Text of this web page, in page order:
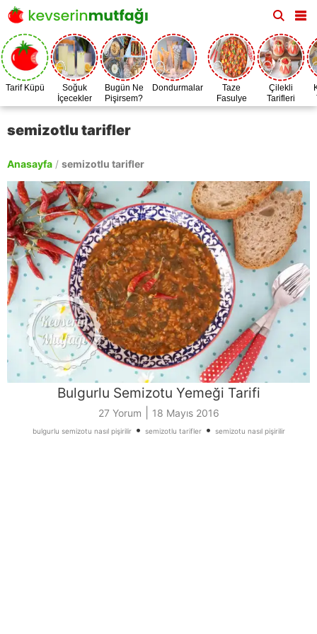
Tarif Küpü
Soğuk
İçecekler
Bugün Ne
Pişirsem?
Dondurmalar
Taze
Fasulye
Zamanı
Çilekli
Tarifleri
semizotlu tarifler
Anasayfa / semizotlu tarifler
Bulgurlu Semizotu Yemeği Tarifi
27 Yorum 18 Mayıs 2016
bulgurlu semizotu nasıl pişirilir• semizotlu tarifler• semizotu nasıl pişirilir